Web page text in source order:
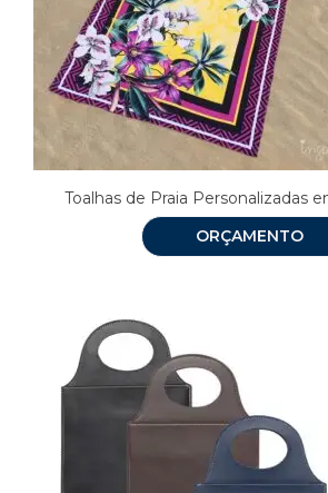
Toalhas de Praia Personalizadas
ORÇAMENTO